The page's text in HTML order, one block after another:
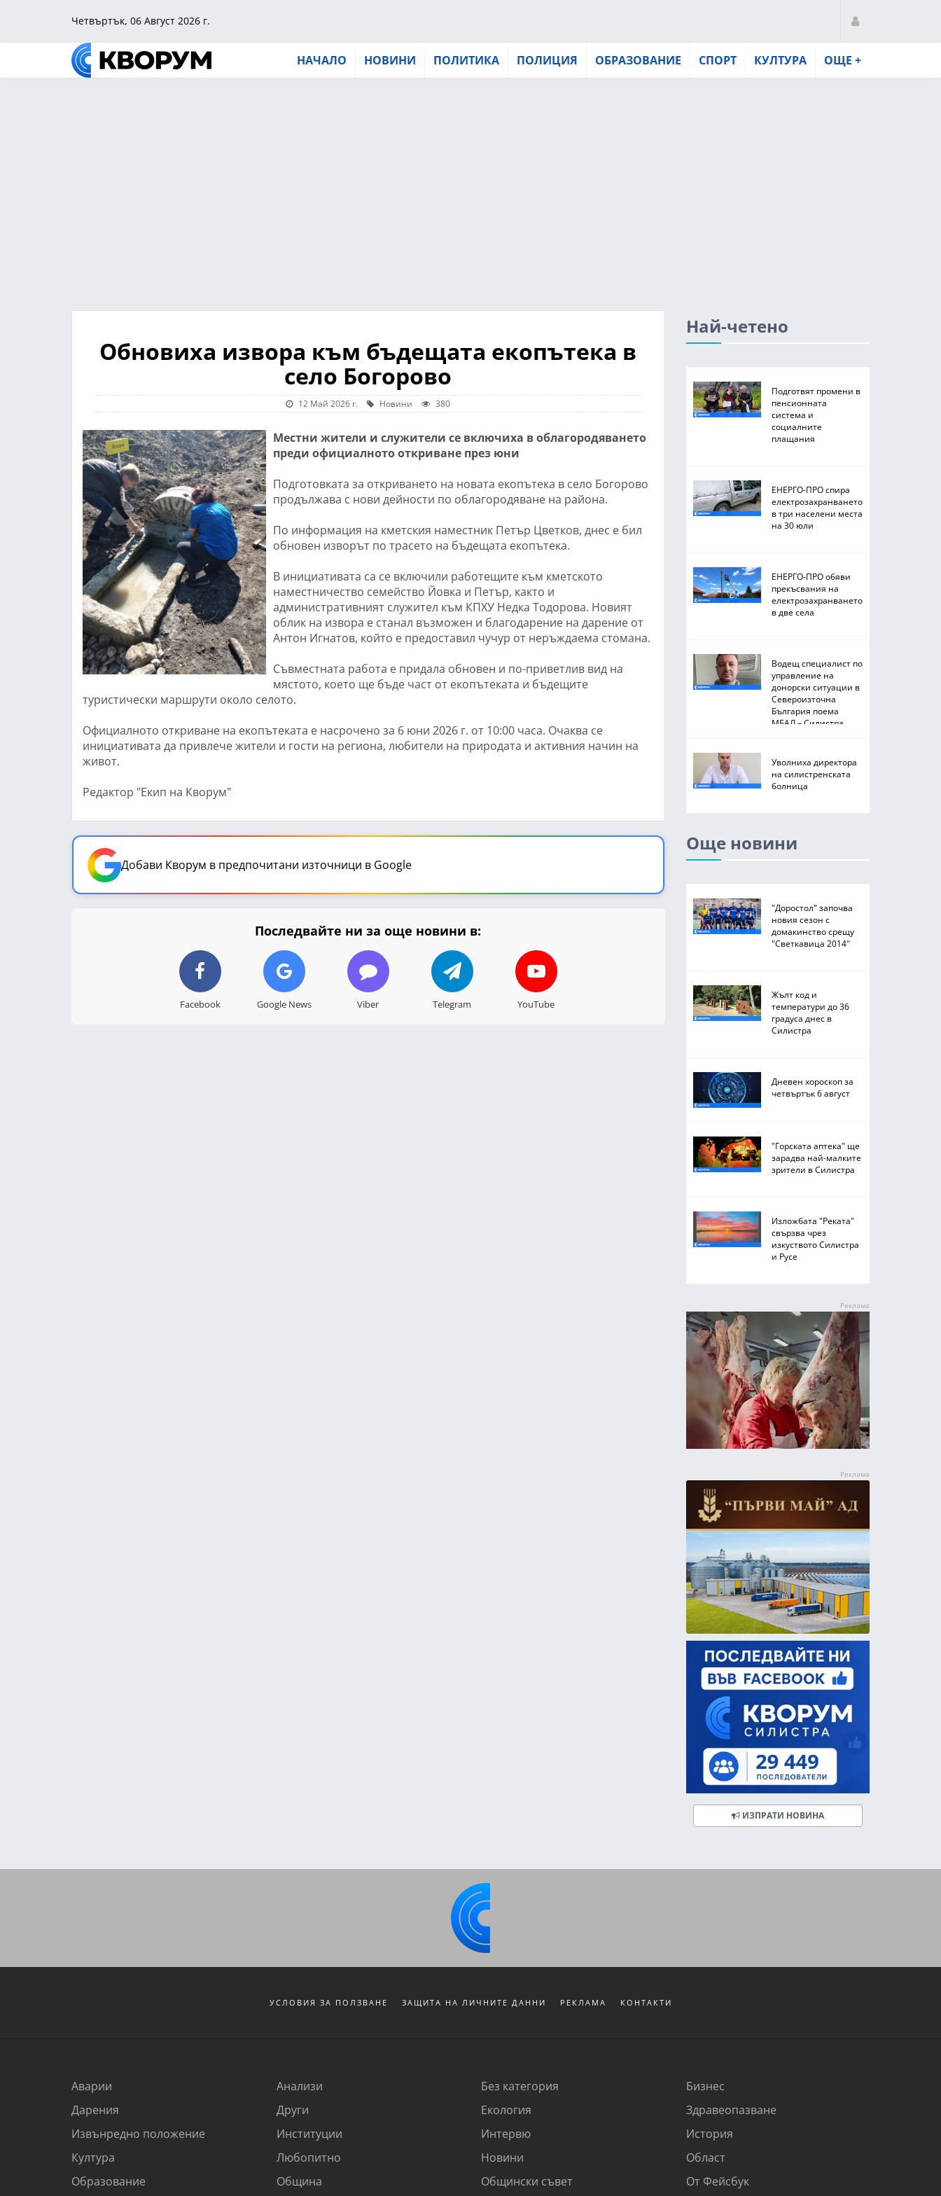
Четвъртък, 06 Август 2026 г.
НАЧАЛО НОВИНИ ПОЛИТИКА ПОЛИЦИЯ ОБРАЗОВАНИЕ СПОРТ КУЛТУРА ОЩЕ +
Обновиха извора към бъдещата екопътека в
село Богорово
12 Май 2026 г. Новини 380
Местни жители и служители се включиха в облагородяването
преди официалното откриване през юни
Подготовката за откриването на новата екопътека в село Богорово
продължава с нови дейности по облагородяване на района.
По информация на кметския наместник Петър Цветков, днес е бил
обновен изворът по трасето на бъдещата екопътека.
В инициативата са се включили работещите към кметското
наместничество семейство Йовка и Петър, както и
административният служител към КПХУ Недка Тодорова. Новият
облик на извора е станал възможен и благодарение на дарение от
Антон Игнатов, който е предоставил чучур от неръждаема стомана.
Съвместната работа е придала обновен и по-приветлив вид на
мястото, което ще бъде част от екопътеката и бъдещите
туристически маршрути около селото.
Официалното откриване на екопътеката е насрочено за 6 юни 2026 г. от 10:00 часа. Очаква се
инициативата да привлече жители и гости на региона, любители на природата и активния начин на
живот.
Редактор "Екип на Кворум"
Добави Кворум в предпочитани източници в Google
Последвайте ни за още новини в:
Facebook Google News Viber Telegram YouTube
Най-четено
Подготвят промени в
пенсионната
система и
социалните
плащания
ЕНЕРГО-ПРО спира
електрозахранването
в три населени места
на 30 юли
ЕНЕРГО-ПРО обяви
прекъсвания на
електрозахранването
в две села
Водещ специалист по
управление на
донорски ситуации в
Североизточна
България поема
МБАЛ – Силистра
Уволниха директора
на силистренската
болница
Още новини
"Доростол" започва
новия сезон с
домакинство срещу
"Светкавица 2014"
Жълт код и
температури до 36
градуса днес в
Силистра
Дневен хороскоп за
четвъртък 6 август
"Горската аптека" ще
зарадва най-малките
зрители в Силистра
Изложбата "Реката"
свързва чрез
изкуството Силистра
и Русе
ИЗПРАТИ НОВИНА
УСЛОВИЯ ЗА ПОЛЗВАНЕ ЗАЩИТА НА ЛИЧНИТЕ ДАННИ РЕКЛАМА КОНТАКТИ
Аварии Анализи Без категория
Бизнес
Дарения
Други Екология
Здравеопазване
Извънредно положение
Институции Интервю
История
Култура
Любопитно Новини
Област
Образование
Община Общински съвет От Фейсбук